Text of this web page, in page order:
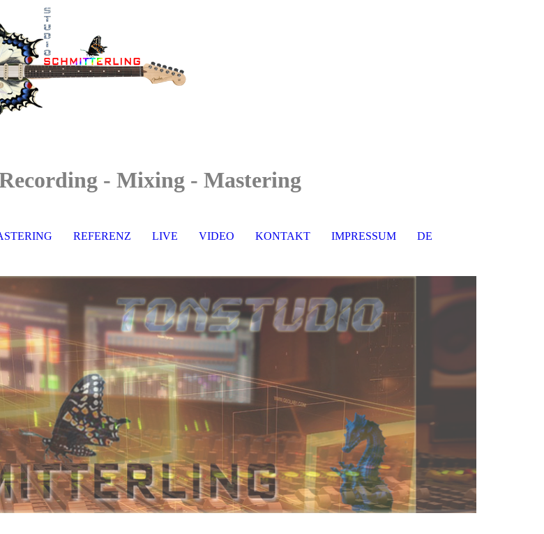
- Mixing - Mastering
REFERENZ LIVE VIDEO KONTAKT IMPRESSUM DE